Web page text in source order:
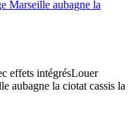
effets intégrésLouer
aubagne la ciotat cassis la